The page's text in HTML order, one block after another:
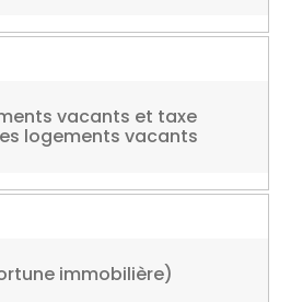
vacants et taxe
logements vacants
immobilière)